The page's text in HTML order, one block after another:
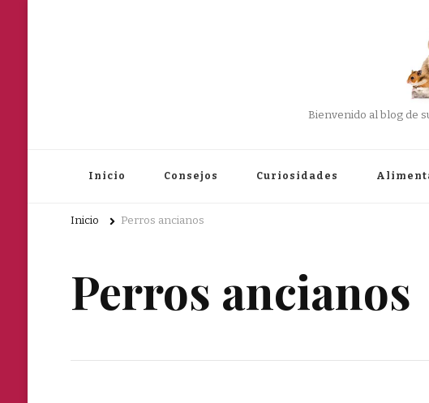
Bienvenido al blog de
Inicio Consejos Curiosidades
Inicio Perros ancianos
Perros ancianos